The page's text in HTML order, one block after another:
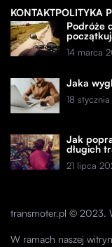
KONTAKTPOLITYKA
Podróże
14 marca
Jaka
18
Jak
długich
21 lipca
transmoter.pl © 2023.
W ramach naszej